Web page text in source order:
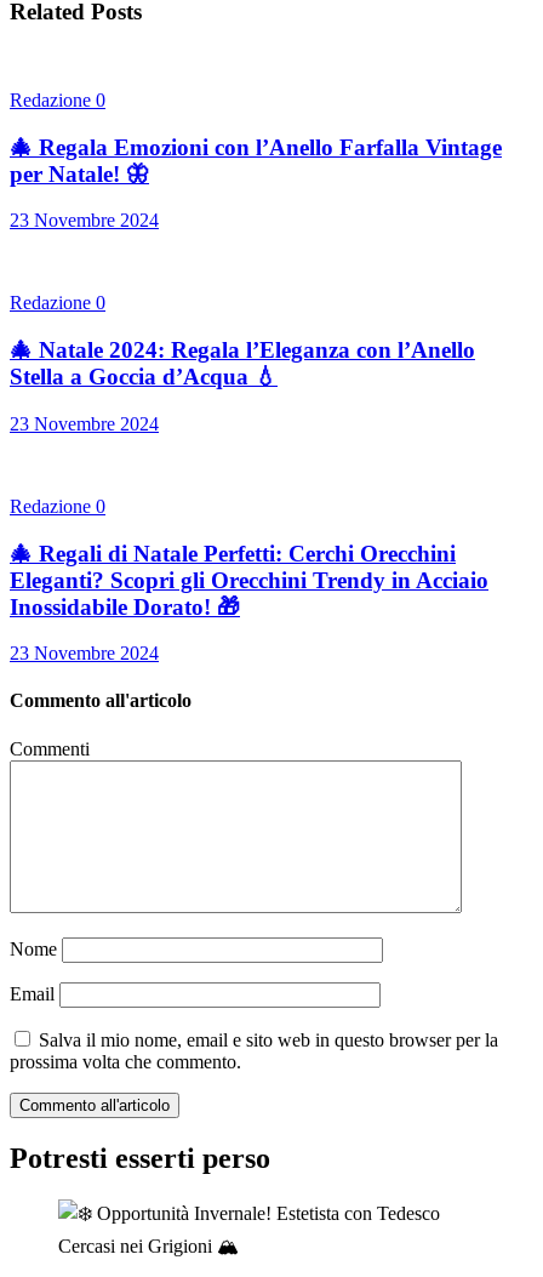
Related Posts
Redazione 0
🎄 Regala Emozioni con l’Anello Farfalla Vintage
per Natale! 🦋
23 Novembre 2024
Redazione 0
🎄 Natale 2024: Regala l’Eleganza con l’Anello
Stella a Goccia d’Acqua 💧
23 Novembre 2024
Redazione 0
🎄 Regali di Natale Perfetti: Cerchi Orecchini
Eleganti? Scopri gli Orecchini Trendy in Acciaio
Inossidabile Dorato! 🎁
23 Novembre 2024
Commento all'articolo
Commenti
Nome
Email
Salva il mio nome, email e sito web in questo browser per la
prossima volta che commento.
Potresti esserti perso